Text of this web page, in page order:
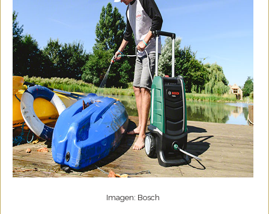
Imagen: Bosch